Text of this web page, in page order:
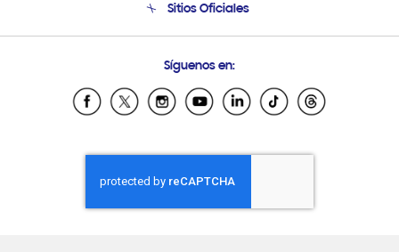
Soporte vía eMail
Sitios Oficiales
Samsung Ecuador
Samsung El Salvador
Samsung Honduras
Samsung Nicaragua
Samsung Panamá
Síguenos en: